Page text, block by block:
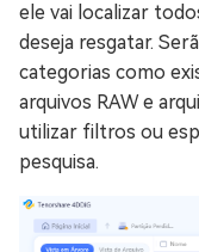
ele vai localizar
deseja resgatar.
categorias como
arquivos RAW e
utilizar filtros ou
pesquisa.